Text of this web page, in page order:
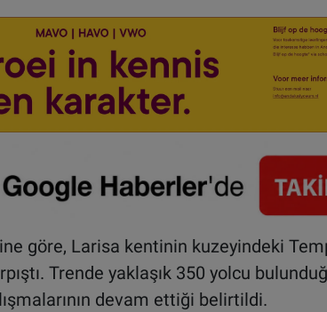
göre, Larisa kentinin kuzeyindeki
Trende yaklaşık 350 yolcu
devam ettiği belirtildi.